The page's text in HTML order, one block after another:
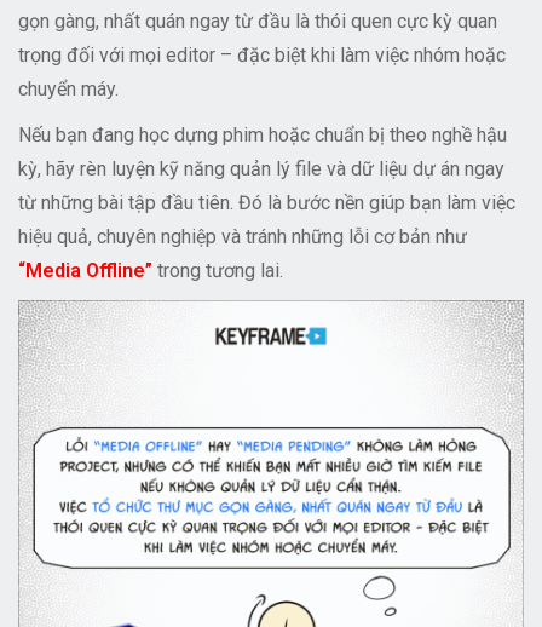
gọn gàng, nhất quán ngay từ đầu là thói quen cực kỳ quan
trọng đối với mọi editor – đặc biệt khi làm việc nhóm hoặc
chuyển máy.
Nếu bạn đang học dựng phim hoặc chuẩn bị theo nghề hậu
kỳ, hãy rèn luyện kỹ năng quản lý file và dữ liệu dự án ngay
từ những bài tập đầu tiên. Đó là bước nền giúp bạn làm việc
hiệu quả, chuyên nghiệp và tránh những lỗi cơ bản như
“Media Offline” trong tương lai.